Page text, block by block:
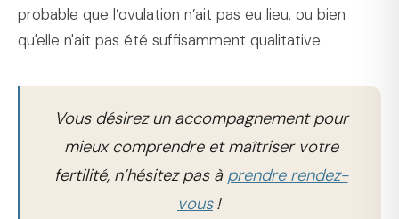
probable que l’ovulation n’ait pas eu lieu, ou bien
qu'elle n'ait pas été suffisamment qualitative.
Vous désirez un accompagnement pour
mieux comprendre et maîtriser votre
fertilité, n’hésitez pas à prendre rendez-
vous!